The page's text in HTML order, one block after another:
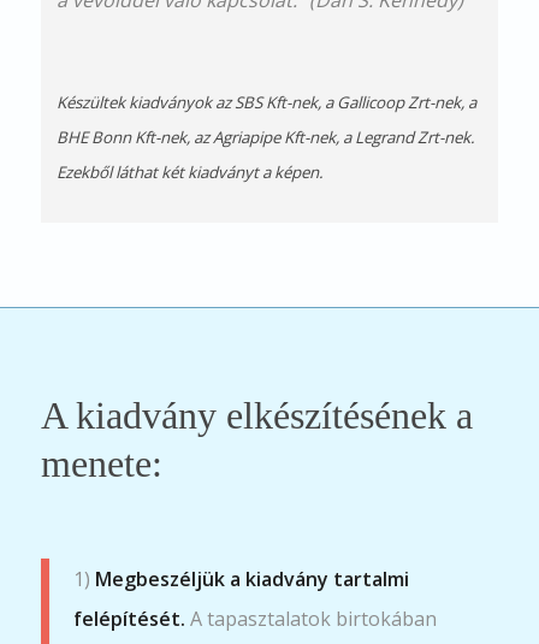
Készültek kiadványok az SBS Kft-nek, a Gallicoop Zrt-nek, a
BHE Bonn Kft-nek, az Agriapipe Kft-nek, a Legrand Zrt-nek.
Ezekből láthat két kiadványt a képen.
A kiadvány elkészítésének a
menete:
1) Megbeszéljük a kiadvány tartalmi
felépítését. A tapasztalatok birtokában